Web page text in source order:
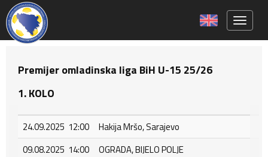
Premijer omladinska liga BiH U-15 25/26
1. KOLO
24.09.2025 12:00
Hakija Mršo, Sarajevo
09.08.2025 14:00
OGRADA, BIJELO POLJE